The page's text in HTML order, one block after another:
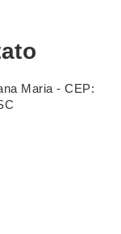
Maria - CEP: